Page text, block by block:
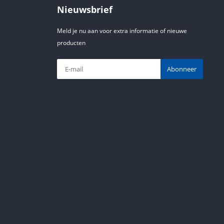
Nieuwsbrief
Meld je nu aan voor extra informatie of nieuwe
producten
Abonneer